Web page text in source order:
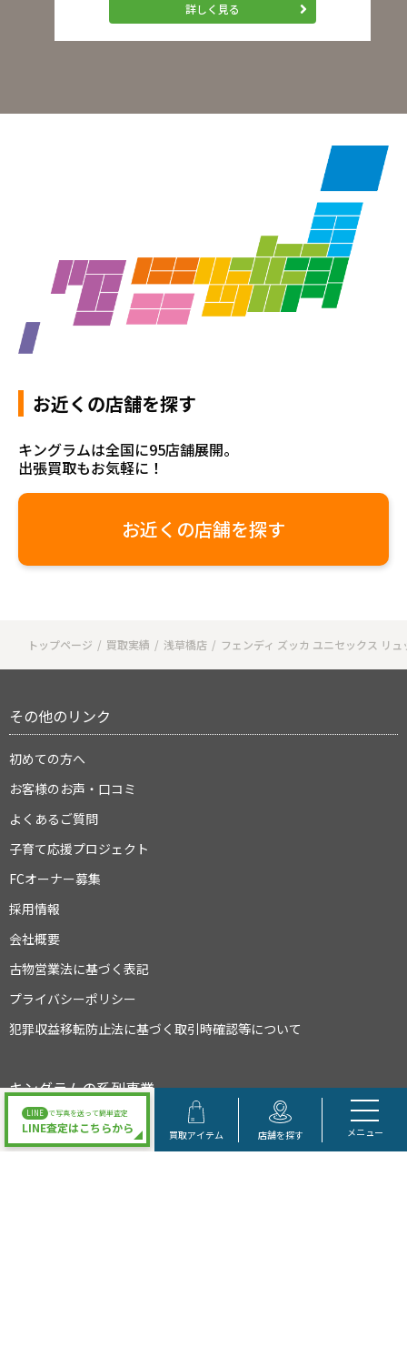
LINE で写真を送って簡単査定
LINE査定はこちらから 買取アイテム 店舗を探す メニュー
詳しく見る
お近くの店舗を探す
キングラムは全国に95店舗展開。
出張買取もお気軽に！
お近くの店舗を探す
トップページ 買取実績 浅草橋店 フェンディ ズッカ ユニセックス リ
その他のリンク
初めての方へ
お客様のお声・口コミ
よくあるご質問
子育て応援プロジェクト
FCオーナー募集
採用情報
会社概要
古物営業法に基づく表記
プライバシーポリシー
犯罪収益移転防止法に基づく取引時確認等について
キングラムの系列事業